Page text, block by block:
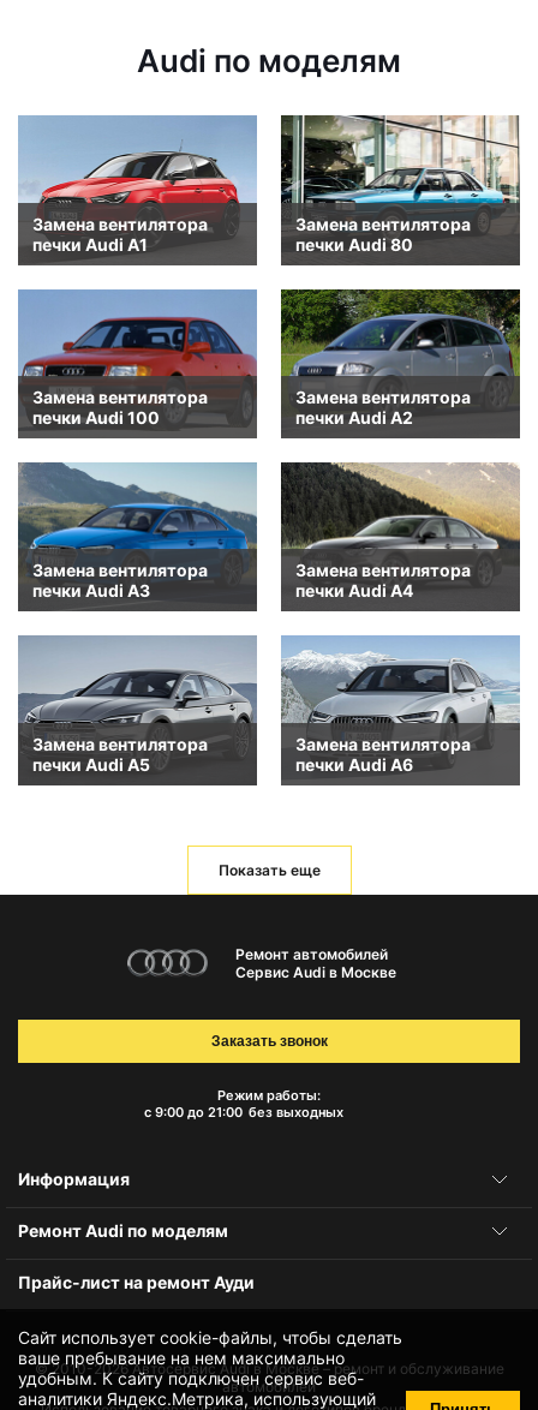
Audi по моделям
Замена вентилятора
печки Audi A1
Замена вентилятора
печки Audi 80
Замена вентилятора
печки Audi 100
Замена вентилятора
печки Audi A2
Замена вентилятора
печки Audi A3
Замена вентилятора
печки Audi A4
Замена вентилятора
печки Audi A5
Замена вентилятора
печки Audi A6
Показать еще
Сайт использует cookie-файлы, чтобы сделать
ваше пребывание на нем максимально
удобным. К cайту подключен сервис веб-
аналитики Яндекс.Метрика, использующий
Ремонт автомобилей
Сервис Audi в Москве
Режим работы:
с 9:00 до 21:00 без выходных
Заказать звонок
Информация
Ремонт Audi по моделям
Прайс-лист на ремонт Ауди
© 2010-2026Автосервис Audi в Москве – ремонт и обслуживание
автомобилей